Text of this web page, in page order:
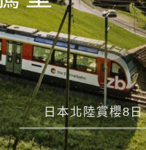
響曲
日本北陸賞櫻8日